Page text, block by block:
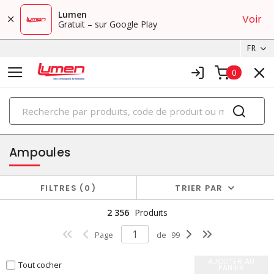
Lumen
Gratuit – sur Google Play
Voir
FR
0
PRODUITS
éclairage
Ampoules
FILTRES 0 TRIER PAR
2 356 Produits
Page de 99
Tout cocher